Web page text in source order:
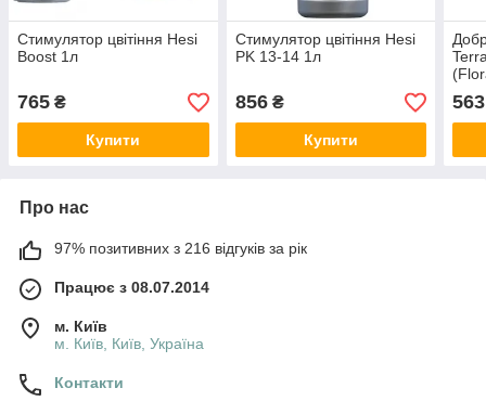
Стимулятор цвітіння Hesi
Boost 1л
765 ₴
Купити
Стимулятор цвітіння Hesi
PK 13-14 1л
856₴
Купити
563
Про нас
97% позитивних з 216 відгуків за рік
Працює з 08.07.2014
м. Київ
м. Київ, Київ, Україна
Контакти